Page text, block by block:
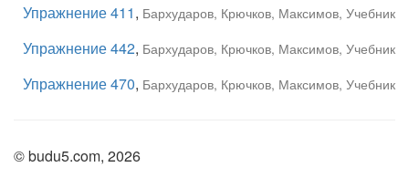
Упражнение 411, Бархударов, Крючков, Максимов, Учебник
Упражнение 442, Бархударов, Крючков, Максимов, Учебник
Упражнение 470, Бархударов, Крючков, Максимов, Учебник
© budu5.com, 2026